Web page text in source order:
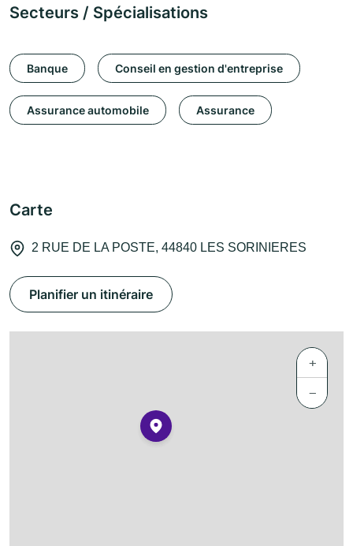
Secteurs / Spécialisations
Banque Conseil en gestion d'entreprise
Assurance automobile Assurance
Carte
2 RUE DE LA POSTE, 44840 LES SORINIERES
Planifier un itinéraire
+
−